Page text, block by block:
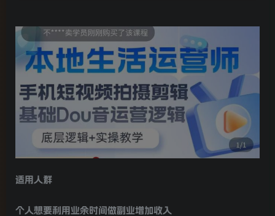
适用人群
个人想要利用业余时间做副业增加收入